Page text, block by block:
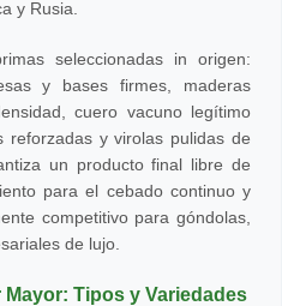
y Rusia.
seleccionadas in origen:
y bases firmes, maderas
cuero vacuno legítimo
y virolas pulidas de
un producto final libre de
para el cebado continuo y
competitivo para góndolas,
de lujo.
Tipos y Variedades